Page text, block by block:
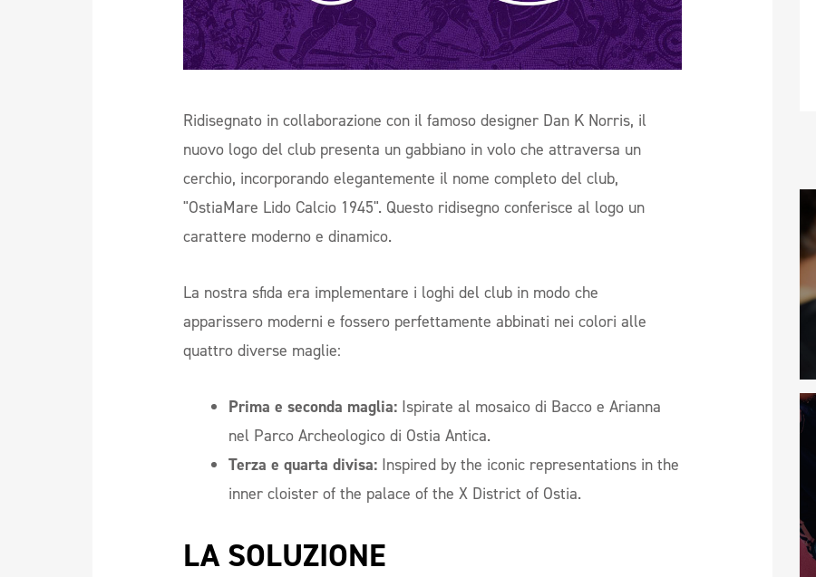
Ridisegnato in collaborazione con il famoso designer Dan K Norris, il
nuovo logo del club presenta un gabbiano in volo che attraversa un
cerchio, incorporando elegantemente il nome completo del club,
"OstiaMare Lido Calcio 1945". Questo ridisegno conferisce al logo un
carattere moderno e dinamico.
La nostra sfida era implementare i loghi del club in modo che
apparissero moderni e fossero perfettamente abbinati nei colori alle
quattro diverse maglie:
Prima e seconda maglia: Ispirate al mosaico di Bacco e Arianna
nel Parco Archeologico di Ostia Antica.
Terza e quarta divisa: Inspired by the iconic representations in the
inner cloister of the palace of the X District of Ostia.
LA SOLUZIONE